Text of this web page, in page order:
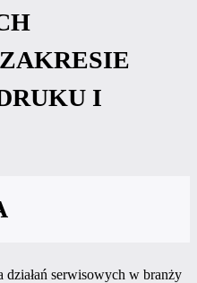
I
serwisowych w branży